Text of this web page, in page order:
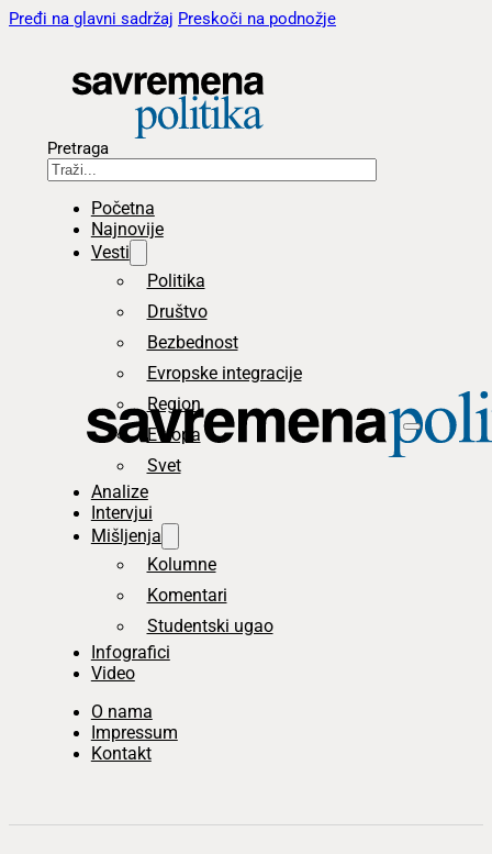
Pređi na glavni sadržaj Preskoči na podnožje
Pretraga
Početna
Najnovije
Vesti
Politika
Društvo
Bezbednost
Evropske integracije
Region
Evropa
Svet
Analize
Intervjui
Mišljenja
Kolumne
Komentari
Studentski ugao
Infografici
Video
O nama
Impressum
Kontakt